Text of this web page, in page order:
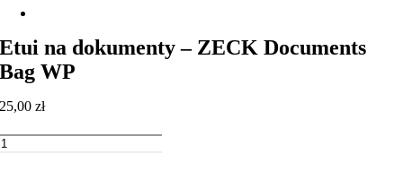
Etui na dokumenty – ZECK Documents
Bag WP
25,00zł